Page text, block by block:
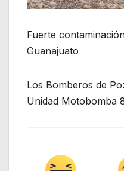
Fuerte
Guanajuato
Los Bomberos de
Unidad Motobomba